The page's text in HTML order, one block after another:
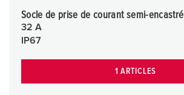
Socle de prise de courant semi-encastré
32 A
IP67
1 ARTICLES